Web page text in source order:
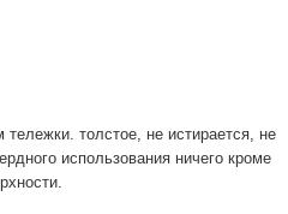
тележки. толстое, не истирается, не
использования ничего кроме